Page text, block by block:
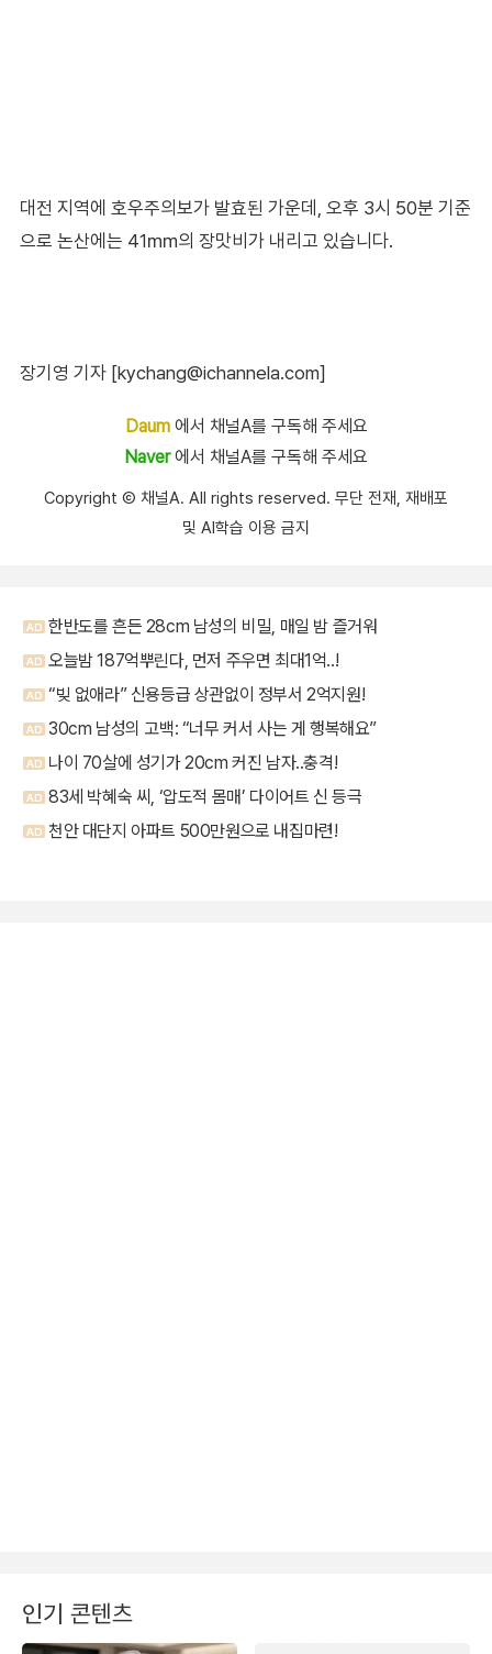
대전 지역에 호우주의보가 발효된 가운데, 오후 3시 50분 기준
으로 논산에는 41㎜의 장맛비가 내리고 있습니다.
장기영 기자 [kychang@ichannela.com]
Daum에서 채널A를 구독해 주세요
Naver에서 채널A를 구독해 주세요
Copyright Ⓒ 채널A. All rights reserved. 무단 전재, 재배포
및 AI학습 이용 금지
인기 콘텐츠